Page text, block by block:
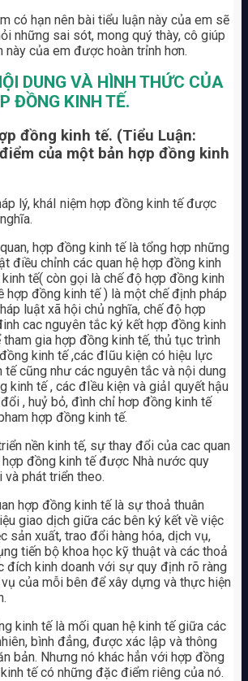
có hạn nên bài tiểu luận này của em sẽ
những sai sót, mong quý thày, cô giúp
của em được hoàn trỉnh hơn.
DUNG VÀ HÌNH THỨC CỦA
ĐỒNG KINH TẾ.
đồng kinh tế. (Tiểu Luận:
của một bản hợp đồng kinh
lý, kháI niệm hợp đồng kinh tế được
hợp đồng kinh tế là tổng hợp những
điều chỉnh các quan hệ hợp đồng kinh
tế( còn gọi là chế độ hợp đồng kinh
hợp đồng kinh tế ) là một chế định pháp
luật xã hội chủ nghĩa, chế độ hợp
cac nguyên tắc ký kết hợp đồng kinh
gia hợp đồng kinh tế, thủ tục trình
kinh tế ,các đIũu kiện có hiệu lực
tế cũng như các nguyên tắc và nội dung
kinh tế , các đIều kiện và giảI quyết hậu
, huỷ bỏ, đình chỉ hơp đồng kinh tế
hợp đồng kinh tế.
nền kinh tế, sự thay đổi của cac quan
hợp đồng kinh tế được Nhà nước quy
phát triển theo.
hợp đồng kinh tế là sự thoả thuân
giao dịch giữa các bên ký kết về việc
sản xuất, trao đổi hàng hóa, dịch vụ,
tiến bộ khoa học kỹ thuật và các thoả
đích kinh doanh với sự quy định rõ ràng
của mỗi bên để xây dựng và thực hiện
kinh tế là mối quan hệ kinh tế giữa các
bình đẳng, được xác lập và thông
bản. Nhưng nó khác hẳn với hợp đồng
tế có những đặc điểm riêng của nó.